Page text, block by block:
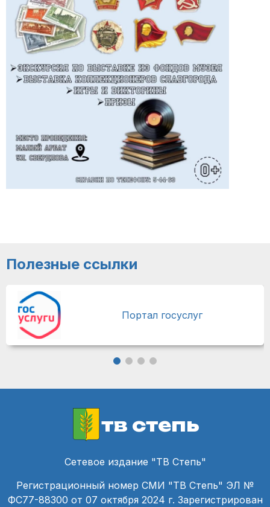
Полезные ссылки
Портал госуслуг
тв степь
Сетевое издание "ТВ Степь"
Регистрационный номер СМИ "ТВ Степь" ЭЛ №
ФС77-88300 от 07 октября 2024 г. Зарегистрирован